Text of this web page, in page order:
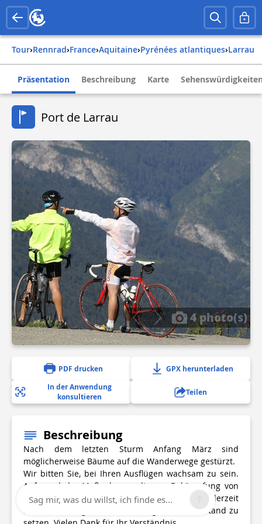
Tour› Rennrad› france› aquitaine› pyrénées atlantiques› larrau
Präsentation Beschreibung Karte
Port de Larrau
4 photo(s)
PDF drucken
GPX herunterladen
In der Anwendung
konsultieren
Teilen
Beschreibung
Nach dem letzten Sturm Anfang März sind
möglicherweise Bäume auf die Wanderwege gestürzt.
Wir bitten Sie, bei Ihren Ausflügen wachsam zu sein.
Aufgrund der Maßnahmen, die zur Bekämpfung von
COVID19 ergriffen wurden, sind unsere Teams derzeit
nicht in der Lage, die Wanderwege wieder in Stand zu
Sag mir, was du willst, ich finde es...